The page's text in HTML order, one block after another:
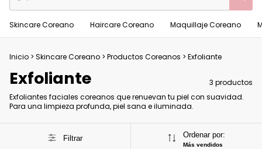
Skincare Coreano Haircare Coreano Maquillaje Coreano
Inicio > Skincare Coreano > Productos Coreanos > Exfoliante
Exfoliante
3 productos
Exfoliantes faciales coreanos que renuevan tu piel con suavidad.
Para una limpieza profunda, piel sana e iluminada.
Filtrar Ordenar por:
Más vendidos